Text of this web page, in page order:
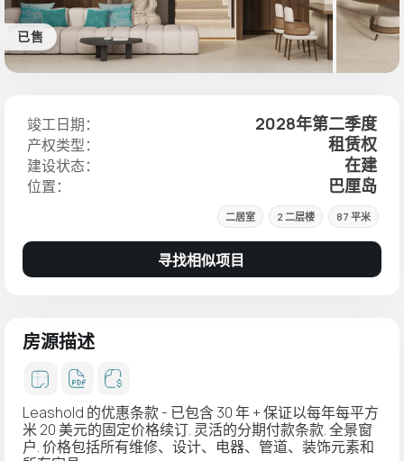
已售
竣工日期： 2028年第二季度
产权类型： 租赁权
建设状态： 在建
位置： 巴厘岛
二居室 2 二层楼 87 平米
寻找相似项目
房源描述
Leashold 的优惠条款 - 已包含 30 年 + 保证以每年每平方
米 20 美元的固定价格续订. 灵活的分期付款条款. 全景窗
户. 价格包括所有维修、设计、电器、管道、装饰元素和